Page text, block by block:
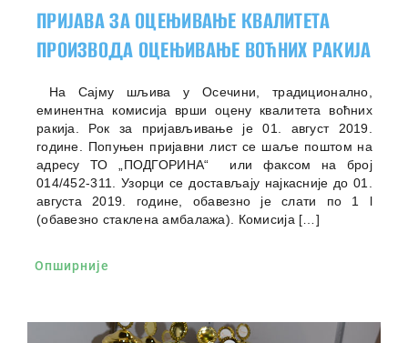
ПРИЈАВА ЗА ОЦЕЊИВАЊЕ КВАЛИТЕТА
ПРОИЗВОДА ОЦЕЊИВАЊЕ ВОЋНИХ РАКИЈА
На Сајму шљива у Осечини, традиционално,
еминентна комисија врши оцену квалитета воћних
ракија. Рок за пријављивање је 01. август 2019.
године. Попуњен пријавни лист се шаље поштом на
адресу ТО „ПОДГОРИНА“ или факсом на број
014/452-311. Узорци се достављају најкасније до 01.
августа 2019. године, обавезно је слати по 1 l
(обавезно стаклена амбалажа). Комисија […]
Опширније